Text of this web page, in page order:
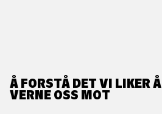
Å FORSTÅ DET VI LIKER Å
VERNE OSS MOT